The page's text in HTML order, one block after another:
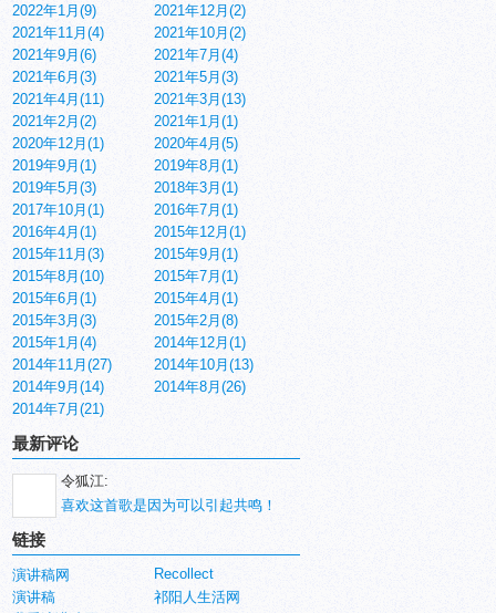
2022年1月(9)
2021年12月(2)
2021年11月(4)
2021年10月(2)
2021年9月(6)
2021年7月(4)
2021年6月(3)
2021年5月(3)
2021年4月(11)
2021年3月(13)
2021年2月(2)
2021年1月(1)
2020年12月(1)
2020年4月(5)
2019年9月(1)
2019年8月(1)
2019年5月(3)
2018年3月(1)
2017年10月(1)
2016年7月(1)
2016年4月(1)
2015年12月(1)
2015年11月(3)
2015年9月(1)
2015年8月(10)
2015年7月(1)
2015年6月(1)
2015年4月(1)
2015年3月(3)
2015年2月(8)
2015年1月(4)
2014年12月(1)
2014年11月(27)
2014年10月(13)
2014年9月(14)
2014年8月(26)
2014年7月(21)
最新评论
令狐江:
喜欢这首歌是因为可以引起共鸣！
链接
演讲稿网
Recollect
演讲稿
祁阳人生活网